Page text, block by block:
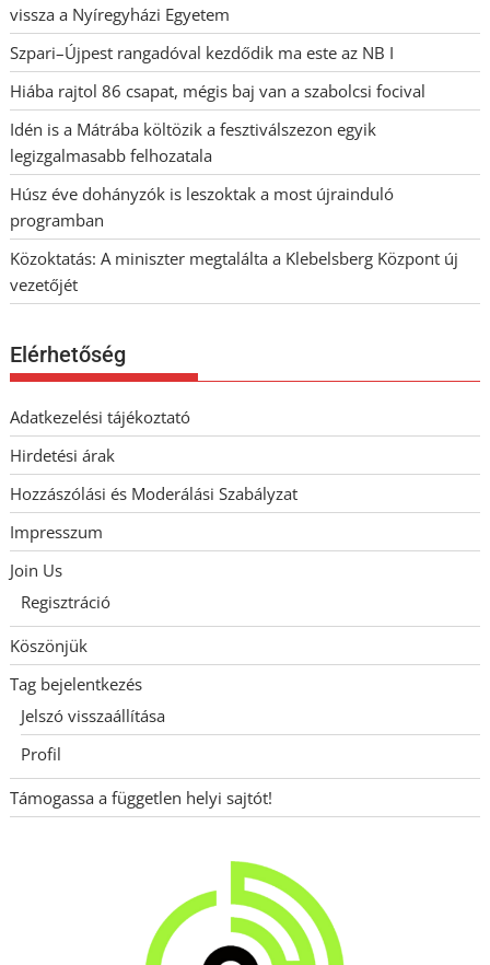
vissza a Nyíregyházi Egyetem
Szpari–Újpest rangadóval kezdődik ma este az NB I
Hiába rajtol 86 csapat, mégis baj van a szabolcsi focival
Idén is a Mátrába költözik a fesztiválszezon egyik
legizgalmasabb felhozatala
Húsz éve dohányzók is leszoktak a most újrainduló
programban
Közoktatás: A miniszter megtalálta a Klebelsberg Központ új
vezetőjét
Elérhetőség
Adatkezelési tájékoztató
Hirdetési árak
Hozzászólási és Moderálási Szabályzat
Impresszum
Join Us
Regisztráció
Köszönjük
Tag bejelentkezés
Jelszó visszaállítása
Profil
Támogassa a független helyi sajtót!